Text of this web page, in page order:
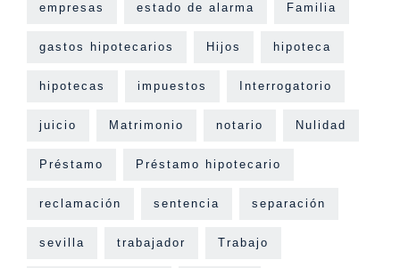
empresas estado de alarma Familia
gastos hipotecarios Hijos hipoteca
hipotecas impuestos Interrogatorio
juicio Matrimonio notario Nulidad
Préstamo Préstamo hipotecario
reclamación sentencia separación
sevilla trabajador Trabajo